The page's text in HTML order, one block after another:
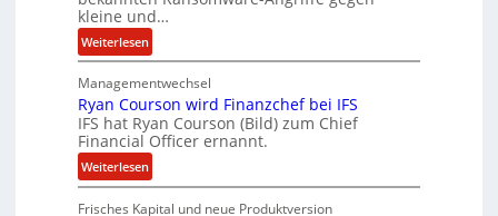
z
u
s
m
e
n
kleine und…
Weiterlesen:
L
ö
s
e
g
e
l
d
Managementwechsel
Ryan Courson wird Finanzchef bei IFS
IFS hat Ryan Courson (Bild) zum Chief
Financial Officer ernannt.
Weiterlesen:
R
y
Frisches Kapital und neue Produktversion